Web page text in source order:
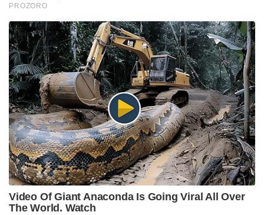
PROZORO
Video Of Giant Anaconda Is Going Viral All Over
The World. Watch